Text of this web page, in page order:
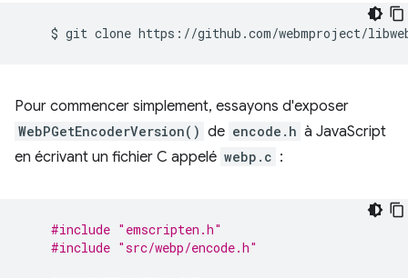
$ git clone
Pour commencer simplement, essayons d'exposer
WebPGetEncoderVersion() de encode.h à JavaScript
en écrivant un fichier C appelé webp.c :
#include "emscripten.h"
#include "src/webp/encode.h"